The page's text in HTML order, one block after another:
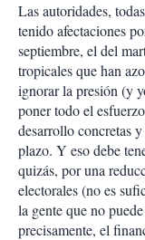
Las autoridades,
tenido afectaciones
septiembre, el del
tropicales que han
ignorar la presión (y
poner todo el
desarrollo concretas
plazo. Y eso debe
quizás, por una
electorales (no es
la gente que no
precisamente, el